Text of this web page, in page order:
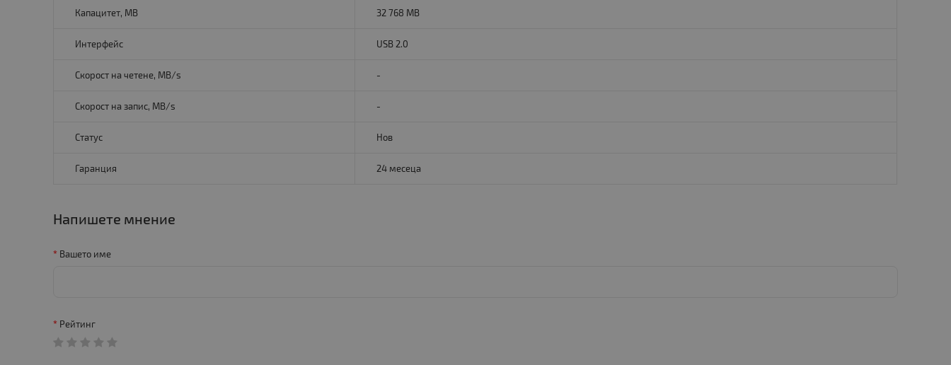
Капацитет, MB 32 768 MB
Интерфейс USB 2.0
Скорост на четене, MB/s -
Скорост на запис, MB/s -
Статус Нов
Гаранция 24 месеца
Напишете мнение
Вашето име
Рейтинг